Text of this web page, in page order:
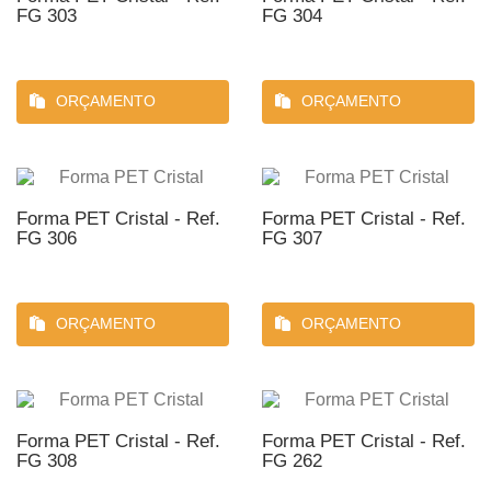
FG 303
ORÇAMENTO
FG 304
ORÇAMENTO
Forma PET Cristal - Ref.
FG 306
ORÇAMENTO
Forma PET Cristal - Ref.
FG 307
ORÇAMENTO
Forma PET Cristal - Ref.
FG 308
Forma PET Cristal - Ref.
FG 262